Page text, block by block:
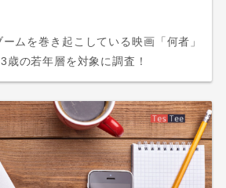
ムを巻き起こしている映画「何者」
歳の若年層を対象に調査！